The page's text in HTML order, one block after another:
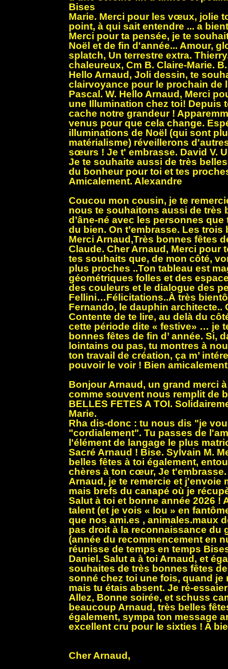
Bises
Marie. Merci pour les vœux, jolie
point, à qui sait entendre ... a
Merci pour ta pensée, je te
Noël et de fin d'année... Amour,
splatch, Un terrestre extra.
chaleureux, Cm B. Claire-Marie. B.
Hello Arnaud, Joli dessin, te
clairvoyance pour le prochain de
Pascal. W. Hello Arnaud, Merci
une Illumination chez toi! Depuis
cache notre grandeur !
venus pour que cela change.
illuminations de Noël (qui sont
matérialisme) réveillerons
sœurs ! Je t' embrasse. David V.
Je te souhaite aussi de très
du bonheur pour toi et tes
Amicalement. Alexandre
Coucou mon cousin, je te
nous te souhaitons aussi de très
d’âne-né avec les personnes
du bien. On t’embrasse. Les trois
Merci Arnaud,Très bonnes fêtes
Claude. Cher Arnaud, Merci pour
tes souhaits que, de mon côté,
plus proches ..Ton tableau est
géométriques folles et des
des couleurs et le dialogue des
Fellini…Félicitations..À très
Fernando, le dauphin architecte..
Contente de te lire, au delà du
cette période dite « festive» … je
bonnes fêtes de fin d’ année. Si,
lointains ou pas, tu montres à
ton travail de création, ça m’
pouvoir le voir ! Bien
Bonjour Arnaud, un grand merci
comme souvent nous remplit de
BELLES FETES A TOI.
Marie.
Rha dis-donc : tu nous dis "je
"cordialement". Tu passes de
l'élément de langage le plus
Sacré Arnaud ! Bise. Sylvain M.
belles fêtes à toi également,
chères à ton cœur, Je
Arnaud, je te remercie et
mais brefs du canapé où je
Salut à toi et bonne année 2026 !
talent (et je vois « lou » en
que nos ami.es , animales.maux
pas droit à la reconnaissance du
(année du recommencement en
réunisse de temps en temps
Daniel. Salut a à toi Arnaud, et
souhaites de très bonnes fêtes de
sonné chez toi une fois, quand je
mais tu étais absent. Je ré-
Allez, Bonne soirée, et schuss
beaucoup Arnaud, très belles
également, sympa ton message
excellent cru pour le sixties ! A
Cher Arnaud,